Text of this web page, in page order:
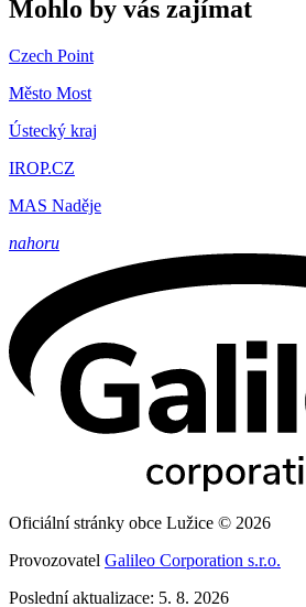
Mohlo by vás zajímat
Czech Point
Město Most
Ústecký kraj
IROP.CZ
MAS Naděje
nahoru
Oficiální stránky obce Lužice © 2026
Provozovatel Galileo Corporation s.r.o.
Poslední aktualizace: 5. 8. 2026